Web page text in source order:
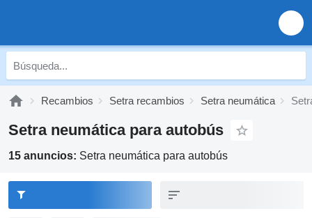
Recambios Setra recambios Setra neumática
Setra neumática para autobús
15 anuncios: Setra neumática para autobús